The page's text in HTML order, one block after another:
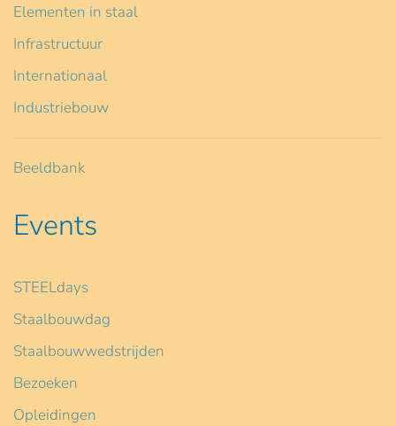
Elementen in staal
Infrastructuur
Internationaal
Industriebouw
Beeldbank
Events
STEELdays
Staalbouwdag
Staalbouwwedstrijden
Bezoeken
Opleidingen